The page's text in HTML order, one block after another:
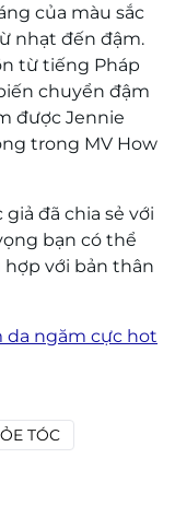
của màu sắc
nhạt đến đậm.
từ tiếng Pháp
chuyển đậm
được Jennie
trong MV How
giả đã chia sẻ với
bạn có thể
hợp với bản thân
da ngăm cực hot
TÓC